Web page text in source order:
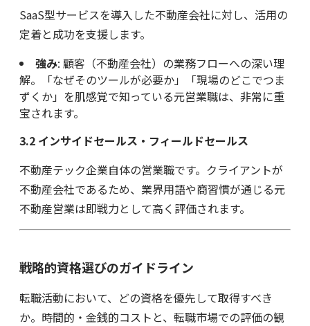
SaaS型サービスを導入した不動産会社に対し、活用の
定着と成功を支援します。
強み: 顧客（不動産会社）の業務フローへの深い理
解。「なぜそのツールが必要か」「現場のどこでつま
ずくか」を肌感覚で知っている元営業職は、非常に重
宝されます。
3.2 インサイドセールス・フィールドセールス
不動産テック企業自体の営業職です。クライアントが
不動産会社であるため、業界用語や商習慣が通じる元
不動産営業は即戦力として高く評価されます。
戦略的資格選びのガイドライン
転職活動において、どの資格を優先して取得すべき
か。時間的・金銭的コストと、転職市場での評価の観